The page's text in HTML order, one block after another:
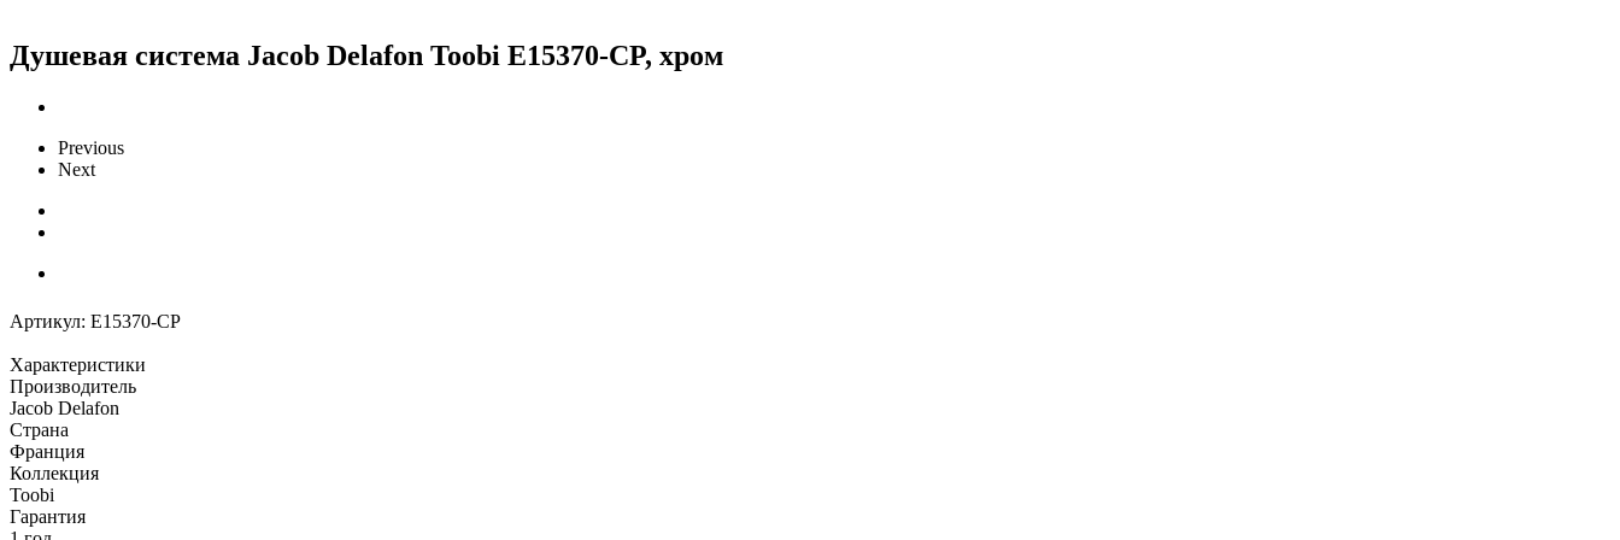
Душевая система Jacob Delafon Toobi E15370-CP, хром
Previous
Next
Артикул: E15370-CP
Характеристики
Производитель
Jacob Delafon
Страна
Франция
Коллекция
Toobi
Гарантия